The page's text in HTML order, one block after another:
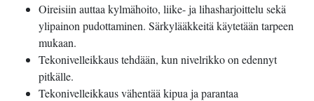
Oireisiin auttaa kylmähoito, liike- ja lihasharjoittelu sekä
ylipainon pudottaminen. Särkylääkkeitä käytetään tarpeen
mukaan.
Tekonivelleikkaus tehdään, kun nivelrikko on edennyt
pitkälle.
Tekonivelleikkaus vähentää kipua ja parantaa